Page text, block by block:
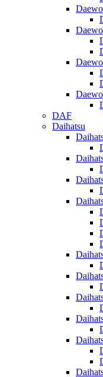
DAF
Daihatsu